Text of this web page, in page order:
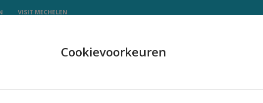
VISIT MECHELEN
Cookievoorkeuren